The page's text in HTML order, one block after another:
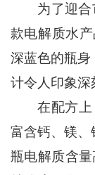
为了迎合市
款电解质水
深蓝色的瓶身
计令人印象深
在配方上，
富含钙、镁
瓶电解质含